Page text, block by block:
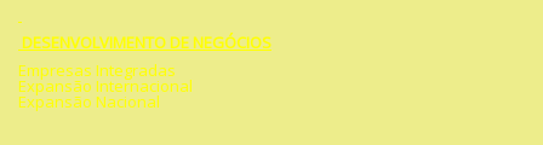
DESENVOLVIMENTO DE NEGÓCIOS
Empresas Integradas
Expansão Internacional
Expansão Nacional